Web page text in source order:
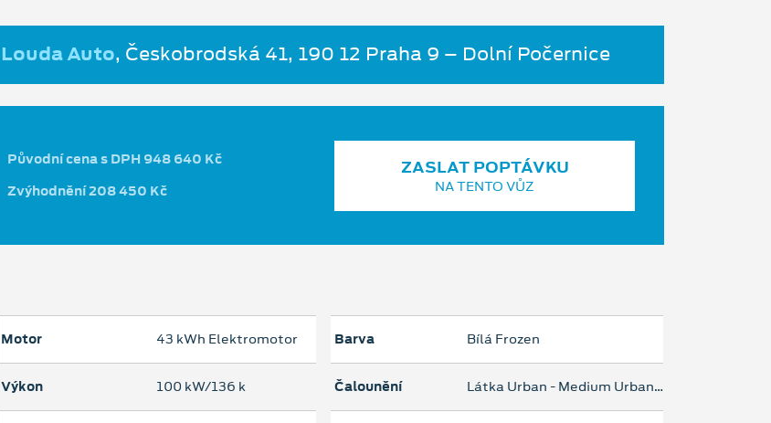
Louda Auto, Českobrodská 41, 190 12 Praha 9 – Dolní Počernice
Původní cena s DPH 948 640 Kč
Zvýhodnění 208 450 Kč
ZASLAT POPTÁVKU
NA TENTO VŮZ
Motor 43 kWh Elektromotor
Výkon 100 kW/136 k
Barva Bílá Frozen
Čalounění Látka Urban - Medium Urban Grey